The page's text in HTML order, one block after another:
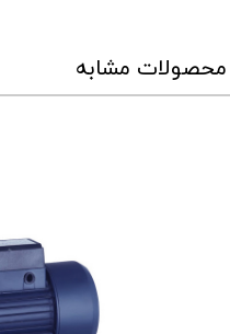
محصولات مشابه